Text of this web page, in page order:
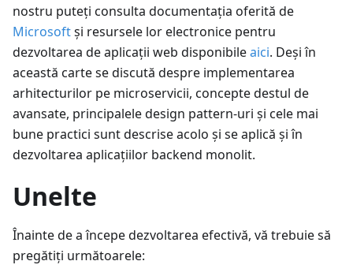
nostru puteți consulta documentația oferită de
Microsoftși resursele lor electronice pentru
dezvoltarea de aplicații web disponibileaici. Deși în
această carte se discută despre implementarea
arhitecturilor pe microservicii, concepte destul de
avansate, principalele design pattern-uri și cele mai
bune practici sunt descrise acolo și se aplică și în
dezvoltarea aplicațiilor backend monolit.
Unelte
Înainte de a începe dezvoltarea efectivă, vă trebuie să
pregătiți următoarele: